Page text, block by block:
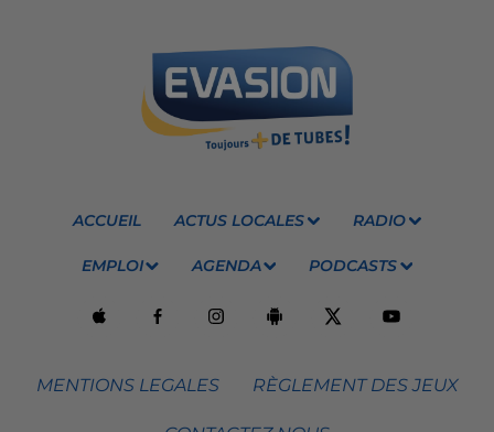
ACCUEIL ACTUS LOCALES RADIO
EMPLOI AGENDA PODCASTS
MENTIONS LEGALES RÈGLEMENT DES JEUX